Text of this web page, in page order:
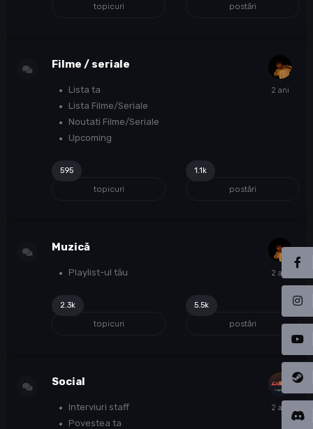
topicuri postări
Filme / seriale
Lista ta
Lista Filme/Seriale
Noutati Filme/Seriale
Upcoming
595
topicuri
1.1k
postări
Muzică
Playlist-ul tău
2.3k
topicuri
5.5k
postări
Social
Interviuri staff
Povestea ta